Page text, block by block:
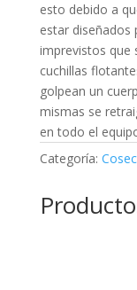
esto debido a
estar
imprevistos que
cuchillas
golpean un
mismas se
en todo el
Categoría: